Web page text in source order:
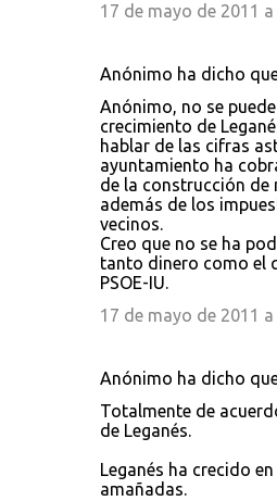
17 de mayo de 2011 a
Anónimo ha dicho
Anónimo, no se
crecimiento de
hablar de las cifras
ayuntamiento ha
de la construcción de
además de los
vecinos.
Creo que no se ha
tanto dinero como el
PSOE-IU.
17 de mayo de 2011 a
Anónimo ha dicho
Totalmente de
de Leganés.
Leganés ha crecido
amañadas.